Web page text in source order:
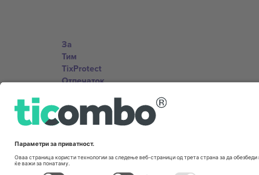
За
Тим
TixProtect
Отпечаток
Придружна програма